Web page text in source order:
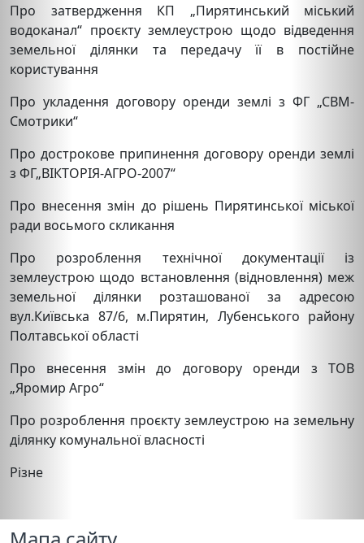
Про затвердження КП „Пирятинський міський
водоканал“ проєкту землеустрою щодо відведення
земельної ділянки та передачу її в постійне
користування
Про укладення договору оренди землі з ФГ „СВМ-
Смотрики“
Про дострокове припинення договору оренди землі
з ФГ„ВІКТОРІЯ-АГРО-2007“
Про внесення змін до рішень Пирятинської міської
ради восьмого скликання
Про розроблення технічної документації із
землеустрою щодо встановлення (відновлення) меж
земельної ділянки розташованої за адресою
вул.Київська 87/6, м.Пирятин, Лубенського району
Полтавської області
Про внесення змін до договору оренди з ТОВ
„Яромир Агро“
Про розроблення проєкту землеустрою на земельну
ділянку комунальної власності
Різне